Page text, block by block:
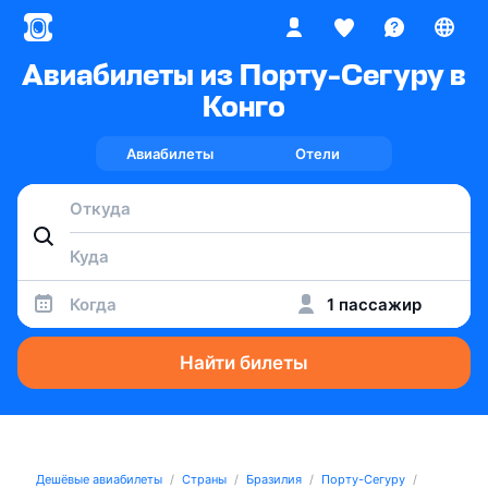
Авиабилеты из Порту-Сегуру в
Конго
Авиабилеты Отели
Когда 1 пассажир
Найти билеты
Дешёвые авиабилеты Страны Бразилия
Порту-Сегуру